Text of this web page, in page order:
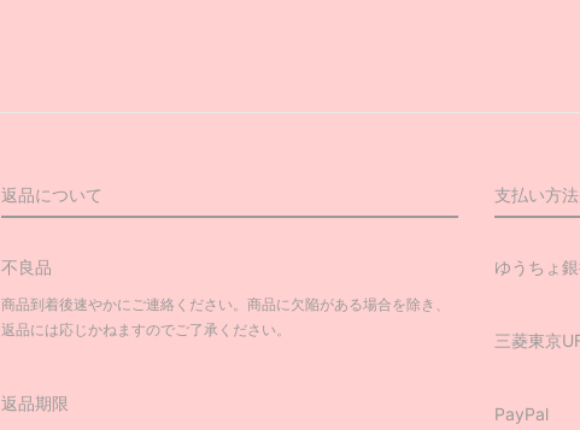
返品について
不良品
商品到着後速やかにご連絡ください。商品に欠陥がある場合を除き、
返品には応じかねますのでご了承ください。
返品期限
支払い方
ゆうちょ
三菱東京
PayPal